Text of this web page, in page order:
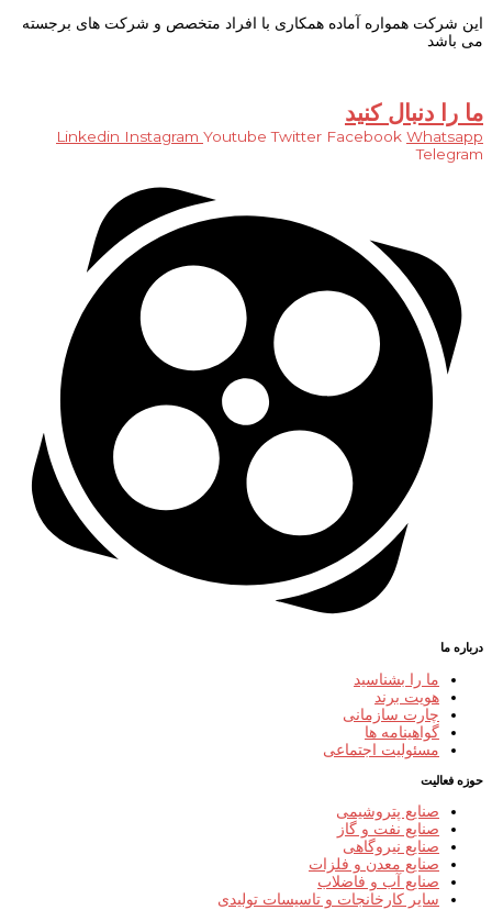
این شرکت همواره آماده همکاری با افراد متخصص و شرکت های برجسته
می باشد
ما را دنبال کنید
Linkedin Instagram Youtube Twitter Facebook Whatsapp
Telegram
درباره ما
ما را بشناسید
هویت برند
چارت سازمانی
گواهینامه ها
مسئولیت اجتماعی
حوزه فعالیت
صنایع پتروشیمی
صنایع نفت و گاز
صنایع نیروگاهی
صنایع معدن و فلزات
صنایع آب و فاضلاب
سایر کارخانجات و تاسیسات تولیدی